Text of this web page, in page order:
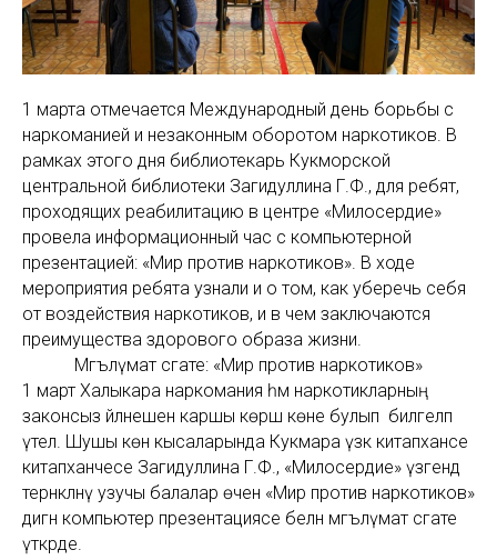
1 марта отмечается Международный день борьбы с
наркоманией и незаконным оборотом наркотиков. В
рамках этого дня библиотекарь Кукморской
центральной библиотеки Загидуллина Г.Ф., для ребят,
проходящих реабилитацию в центре «Милосердие»
провела информационный час с компьютерной
презентацией: «Мир против наркотиков». В ходе
мероприятия ребята узнали и о том, как уберечь себя
от воздействия наркотиков, и в чем заключаются
преимущества здорового образа жизни.
Мәгълүмат сәгате: «Мир против наркотиков»
1 март Халыкара наркомания һәм наркотикларның
законсыз әйләнешенә каршы көрәш көне булып билгеләп
үтелә. Шушы көн кысаларында Кукмара үзәк китапханәсе
китапханәчесе Загидуллина Г.Ф., «Милосердие» үзәгендә
тернәкләнү узучы балалар өчен «Мир против наркотиков»
дигән компьютер презентациясе белән мәгълүмат сәгате
үткәрде.